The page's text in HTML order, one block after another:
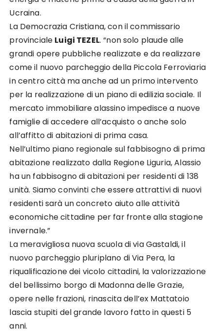
Ucraina.
La Democrazia Cristiana, con il commissario
provinciale Luigi TEZEL. “non solo plaude alle
grandi opere pubbliche realizzate e da realizzare
come il nuovo parcheggio della Piccola Ferroviaria
in centro città maanche ad un primo intervento
per la realizzazione di un piano di edilizia sociale. Il
mercato immobiliarealassinoimpedisce a nuove
famiglie di accedere all’acquisto o anche solo
all’affitto di abitazioni di prima casa.
Nell’ultimo piano regionale sul fabbisogno di prima
abitazione realizzato dalla Regione Liguria, Alassio
ha un fabbisogno di abitazioni per residenti di 138
unità. Siamo convinti che essere attrattivi di nuovi
residenti sarà un concreto aiuto alle attività
economiche cittadine per far fronte alla stagione
invernale.”
La meravigliosa nuova scuola di via Gastaldi, il
nuovo parcheggio pluriplano di Via Pera, la
riqualificazionedei vicolo cittadini, la valorizzazione
del bellissimo borgo di Madonna delle Grazie,
opere nelle frazioni, rinascita dell’ex Mattatoio
lascia stupiti del grande lavoro fatto in questi 5
anni.